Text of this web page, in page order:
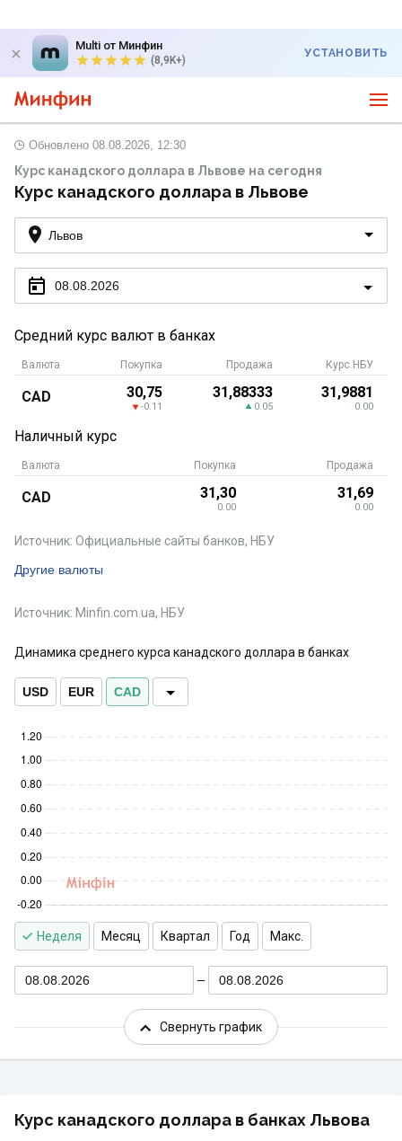
Multi от Минфин
(8,9K+)
УСТАНОВИТЬ
Обновлено 08.08.2026, 12:30
Курс канадского доллара в Львове на сегодня
Курс канадского доллара в Львове
Львов
08.08.2026
Средний курс валют в банках
Валюта Покупка Продажа Курс НБУ
CAD 30,75
-0.11
31,88333
0.05
31,9881
0.00
Наличный курс
Валюта Покупка Продажа
CAD 31,30
0.00
31,69
0.00
Другие валюты
Источник: Официальные сайты банков, НБУ
Источник: Minfin.com.ua, НБУ
Динамика среднего курса канадского доллара в банках
USD EUR CAD
Неделя Месяц Квартал Год Макс.
08.08.2026 08.08.2026
Свернуть график
Курс канадского доллара в банках Львова